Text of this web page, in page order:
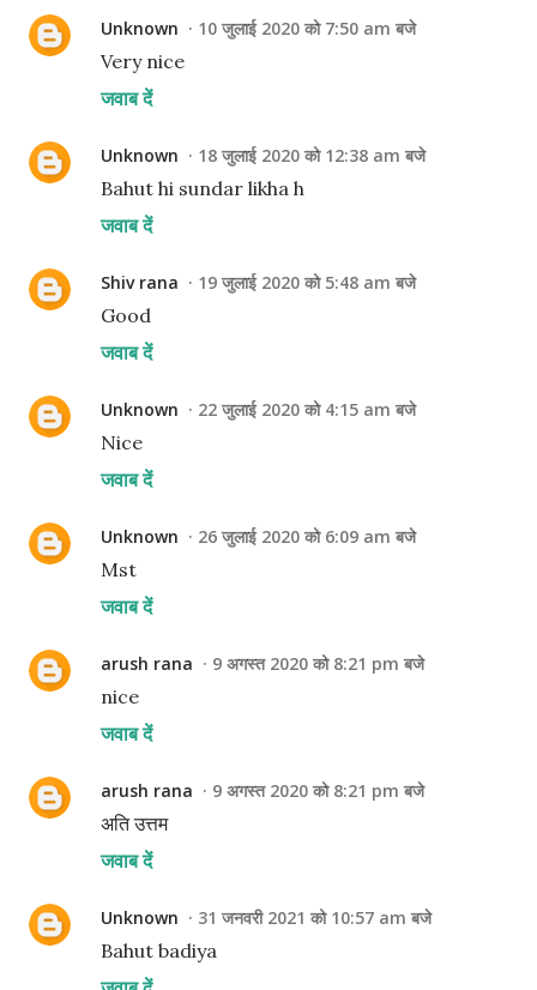
Unknown 10 जुलाई 2020 को 7:50 am बजे
Very nice
जवाब दें
Unknown 18 जुलाई 2020 को 12:38 am बजे
Bahut hi sundar likha h
जवाब दें
Shiv rana 19 जुलाई 2020 को 5:48 am बजे
Good
जवाब दें
Unknown 22 जुलाई 2020 को 4:15 am बजे
Nice
जवाब दें
Unknown 26 जुलाई 2020 को 6:09 am बजे
Mst
जवाब दें
arush rana 9 अगस्त 2020 को 8:21 pm बजे
nice
जवाब दें
arush rana 9 अगस्त 2020 को 8:21 pm बजे
अति उत्तम
जवाब दें
Unknown 31 जनवरी 2021 को 10:57 am बजे
Bahut badiya